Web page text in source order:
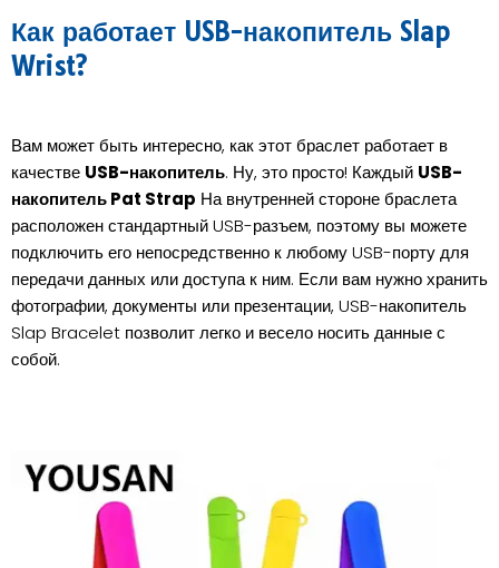
Как работает USB-накопитель Slap
Wrist?
Вам может быть интересно, как этот браслет работает в
качестве USB-накопитель. Ну, это просто! Каждый USB-
накопитель Pat Strap На внутренней стороне браслета
расположен стандартный USB-разъем, поэтому вы можете
подключить его непосредственно к любому USB-порту для
передачи данных или доступа к ним. Если вам нужно хранить
фотографии, документы или презентации, USB-накопитель
Slap Bracelet позволит легко и весело носить данные с
собой.